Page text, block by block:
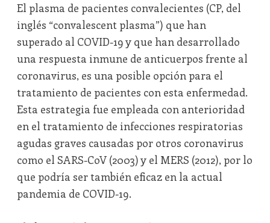
El plasma de pacientes convalecientes (CP, del
inglés “convalescent plasma”) que han
superado al COVID-19 y que han desarrollado
una respuesta inmune de anticuerpos frente al
coronavirus, es una posible opción para el
tratamiento de pacientes con esta enfermedad.
Esta estrategia fue empleada con anterioridad
en el tratamiento de infecciones respiratorias
agudas graves causadas por otros coronavirus
como el SARS-CoV (2003) y el MERS (2012), por lo
que podría ser también eficaz en la actual
pandemia de COVID-19.